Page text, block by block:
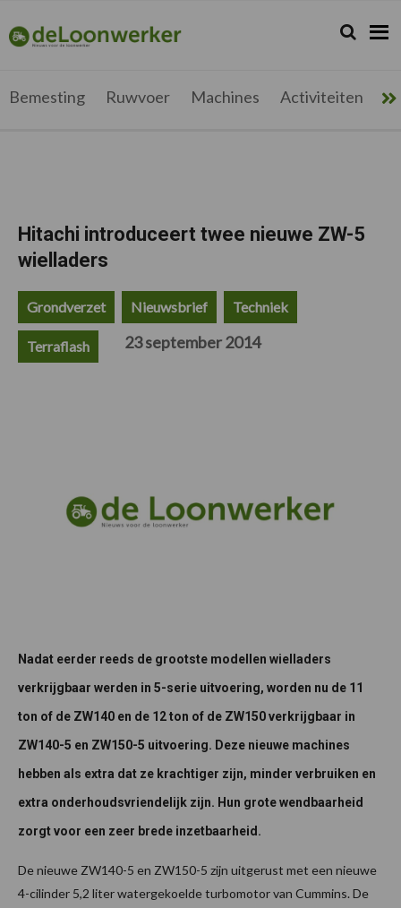
de
hoofdnavigatie
de
hoofd
de
eerste
de
voettekst
deloonwerker.be Zoeken...
Zoek
Bemesting Ruwvoer Machines Activiteiten
Hitachi introduceert twee nieuwe ZW-5
wielladers
Grondverzet Nieuwsbrief Techniek
Terraflash 23 september 2014
Nadat eerder reeds de grootste modellen wielladers
verkrijgbaar werden in 5-serie uitvoering, worden nu de 11
ton of de ZW140 en de 12 ton of de ZW150 verkrijgbaar in
ZW140-5 en ZW150-5 uitvoering. Deze nieuwe machines
hebben als extra dat ze krachtiger zijn, minder verbruiken en
extra onderhoudsvriendelijk zijn. Hun grote wendbaarheid
zorgt voor een zeer brede inzetbaarheid.
De nieuwe ZW140-5 en ZW150-5 zijn uitgerust met een nieuwe
4-cilinder 5,2 liter watergekoelde turbomotor van Cummins. De